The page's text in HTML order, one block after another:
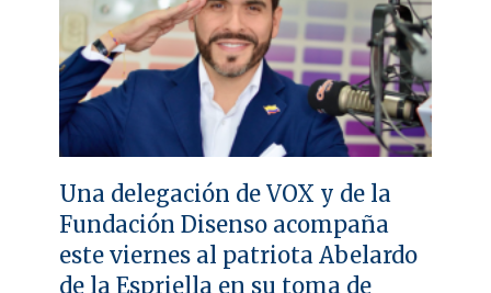
Una delegación de VOX y de la
Fundación Disenso acompaña
este viernes al patriota Abelardo
de la Espriella en su toma de